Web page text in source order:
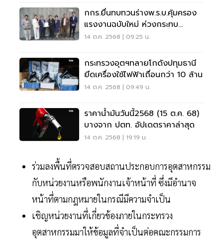
กกร.ยื่นทบทวนร่างพ.ร.บ.คุ้มครอง
แรงงานฉบับใหม่ ห่วงกระทบ
เศรษฐกิจ
14 ต.ค. 2568 | 09:25 น.
กระทรวงอุตฯทลายโกดังปทุมธานี
ยึดเครื่องใช้ไฟฟ้าเถื่อนกว่า 10 ล้าน
14 ต.ค. 2568 | 09:49 น.
ราคาน้ำมันวันนี้2568 (15 ต.ค. 68)
บางจาก ปตท. อัปเดตราคาล่าสุด
14 ต.ค. 2568 | 19:19 น.
ร่วมลงพื้นที่ตรวจสอบสถานประกอบการอุตสาหกรรม
กับหน่วยงานหรือพนักงานเจ้าหน้าที่ ซึ่งมีอำนาจ
หน้าที่ตามกฎหมายในกรณีมีความจำเป็น
เชิญหน่วยงานที่เกี่ยวข้องภายในกระทรวง
อุตสาหกรรมมาให้ข้อมูลที่จำเป็นต่อคณะกรรมการ